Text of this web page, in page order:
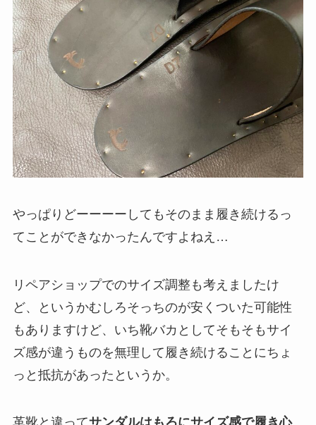
やっぱりどーーーーしてもそのまま履き続けるっ
てことができなかったんですよねえ…
リペアショップでのサイズ調整も考えましたけ
ど、というかむしろそっちのが安くついた可能性
もありますけど、いち靴バカとしてそもそもサイ
ズ感が違うものを無理して履き続けることにちょ
っと抵抗があったというか。